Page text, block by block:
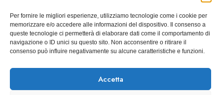
Per fornire le migliori esperienze, utilizziamo tecnologie come i cookie per
memorizzare e/o accedere alle informazioni del dispositivo. Il consenso a
queste tecnologie ci permetterà di elaborare dati come il comportamento di
navigazione o ID unici su questo sito. Non acconsentire o ritirare il
consenso può influire negativamente su alcune caratteristiche e funzioni.
Accetta
Tel.: 06328121
infoaiic2026@ega.it
Castelfidardo,
22 10128
Torino
SCARICA
ICS